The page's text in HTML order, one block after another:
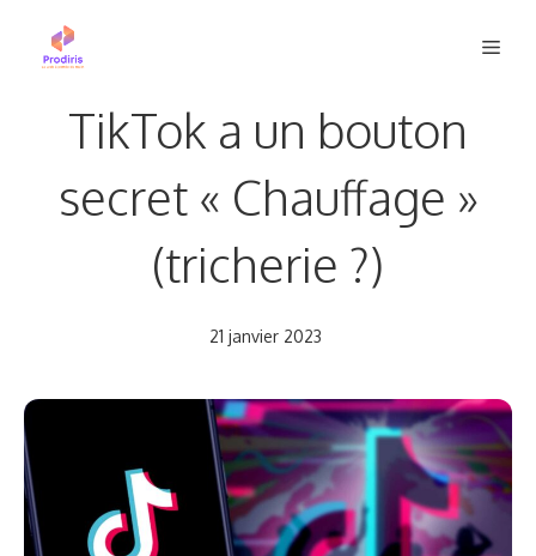
TikTok a un bouton
secret « Chauffage »
(tricherie ?)
21 janvier 2023